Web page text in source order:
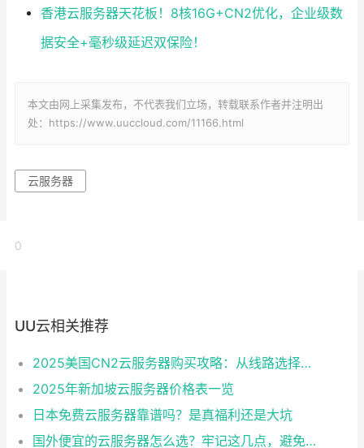
香港云服务器天花板！8核16G+CN2优化，企业级数
据安全+毫秒级延迟双保险！
本文由网上采集发布，不代表我们立场，转载联系作者并注明出
处：https://www.uuccloud.com/11166.html
云服务器
0
UU云相关推荐
2025美国CN2云服务器购买攻略：从线路选择到实操最全指南
2025年新加坡云服务器价格表一览
日本免费云服务器靠谱吗？是真福利还是大坑
国外便宜的云服务器怎么选？牢记这几点，避免踩坑